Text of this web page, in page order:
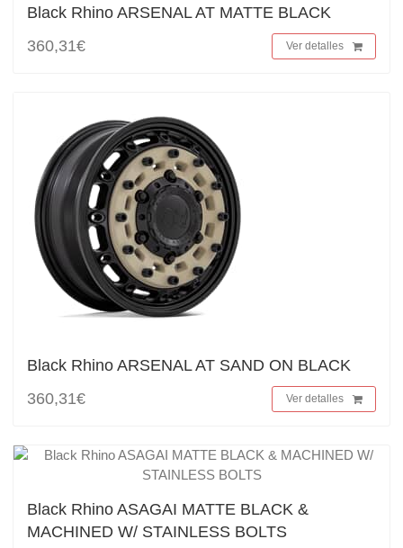
Black Rhino ARSENAL AT MATTE BLACK
360,31€
Ver detalles
Black Rhino ARSENAL AT SAND ON BLACK
360,31€
Ver detalles
Black Rhino ASAGAI MATTE BLACK &
MACHINED W/ STAINLESS BOLTS